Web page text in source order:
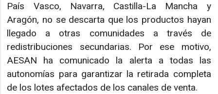
País Vasco, Navarra, Castilla-La Mancha y
Aragón, no se descarta que los productos hayan
llegado a otras comunidades a través de
redistribuciones secundarias. Por ese motivo,
AESAN ha comunicado la alerta a todas las
autonomías para garantizar la retirada completa
de los lotes afectados de los canales de venta.